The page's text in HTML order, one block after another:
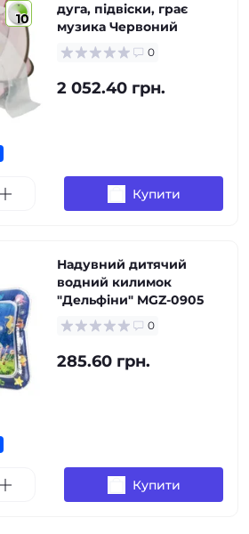
10
дуга, підвіски, грає
музика Червоний
0
2 052.40 грн.
Купити
Надувний дитячий
водний килимок
"Дельфіни" MGZ-0905
0
285.60 грн.
Купити